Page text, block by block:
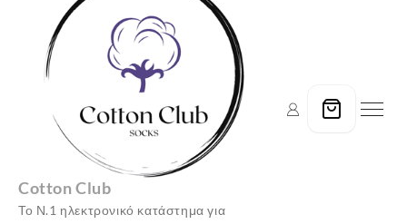
Cotton Club
Το Ν.1 ηλεκτρονικό κατάστημα για